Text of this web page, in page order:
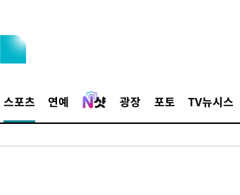
스포츠 연예 광장 포토 TV뉴시스